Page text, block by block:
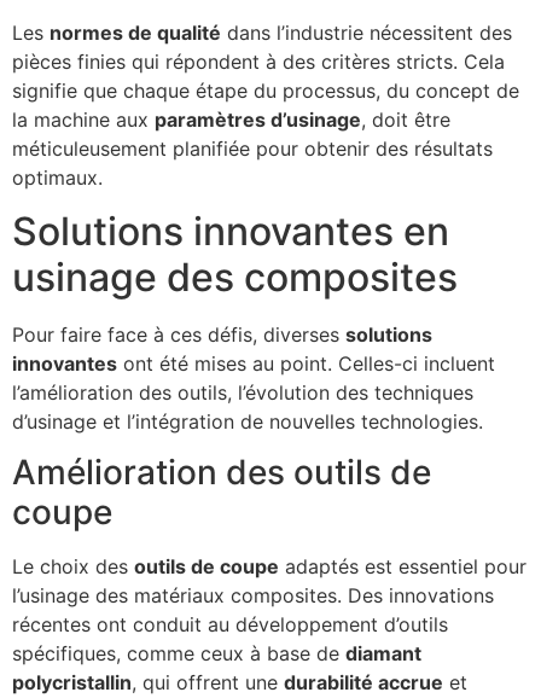
Les normes de qualité dans l’industrie nécessitent des
pièces finies qui répondent à des critères stricts. Cela
signifie que chaque étape du processus, du concept de
la machine aux paramètres d’usinage, doit être
méticuleusement planifiée pour obtenir des résultats
optimaux.
Solutions innovantes en
usinage des composites
Pour faire face à ces défis, diverses solutions
innovantes ont été mises au point. Celles-ci incluent
l’amélioration des outils, l’évolution des techniques
d’usinage et l’intégration de nouvelles technologies.
Amélioration des outils de
coupe
Le choix des outils de coupe adaptés est essentiel pour
l’usinage des matériaux composites. Des innovations
récentes ont conduit au développement d’outils
spécifiques, comme ceux à base de diamant
polycristallin, qui offrent une durabilité accrue et